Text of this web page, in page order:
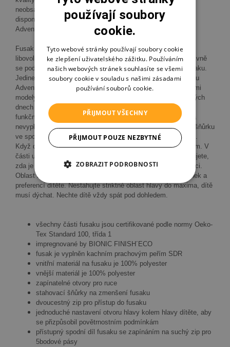
neobsahuje škodlivé chemikálie. Voksi® Adventure North
disponuje maximálním zateplením a je teplejší než model
Adventure.
Fusak disponuje unikátními otvory pro paže, které je možné
libovolně otevřít a zavřít pomocí zipu, to umožňuje dítěti aktivně
se podílet na dění kolem a zároveň udržovat teplo uvnitř fusaku.
Jedinečný design zadního otvíratelného dílu poskytuje fusaku
Adventure North obrovskou flexibilitu a kompatibilitu s různými
modely kočárků, cyklo vozíků a sání. V chladných a mrazivých
dnech je důležité použít pod fusak izolační podložku, třeba z
funkčního materiálu nebo ovčího vlákna. Když je dítě malé a
nevyplňuje prostor fusaku po celé délce, je možné utáhnout šňůrku
ve spodní části tak, aby se spodní díl stáhnul blíže k nohám.
Když dítě doroste, provázek se povolí a fusak roste s dítětem. V
části u nožiček je dvoucestný zip, díky tomu lehce zkontrolujete,
zda je ve fusaku optimální teplo, případně tím zajistit ventilaci.
Oblast kolem hlavy lze upravit podle povětrnostních podmínek a
preferencí dítěte. Nestahujte striktně oblast hlavy do maxima, dítě
musí dýchat. Nechte dítě vždy spát pod dohledem.
všechny části fusaku jsou certifikované podle normy Oeko-
Tex Standard 100, třída 1
impregnované by BIONIC FINISH´ECO
fusak je vyplněn kachním prachovým peřím SDR
vnitřní materiál na fusaku je 100% polyester
vnější materiál je 100% polyester
zapínatelné otvory pro ruce
stahovací šňůrky na zmenšení fusaku
dvoucestný zip pro přístup do fusaku
jednoduché nastavení otvoru hlavy kolem hlavy dítěte, aby
se přizpůsobil povětrnostním podmínkám
přístupný spodní díl fusaku se zapínáním na suchý zip pro
5bodové pásy
používají soubory
cookie.
Tyto webové stránky používají soubory cookie
ke zlepšení uživatelského zážitku. Používáním
našich webových stránek souhlasíte se všemi
soubory cookie v souladu s našimi zásadami
používání souborů cookie.
PŘIJMOUT VŠECHNY
PŘIJMOUT POUZE NEZBYTNÉ
ZOBRAZIT PODROBNOSTI